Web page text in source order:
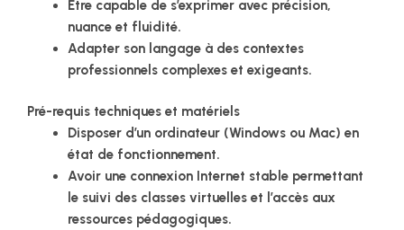
Être capable de s’exprimer avec précision,
nuance et fluidité.
Adapter son langage à des contextes
professionnels complexes et exigeants.
Pré-requis techniques et matériels
Disposer d’un ordinateur (Windows ou Mac) en
état de fonctionnement.
Avoir une connexion Internet stable permettant
le suivi des classes virtuelles et l’accès aux
ressources pédagogiques.